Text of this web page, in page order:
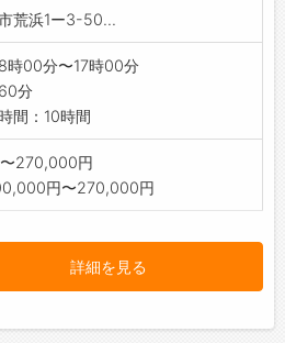
荒浜1ー3-50...
時00分〜17時00分
分
間：10時間
270,000円
円〜270,000円
詳細を見る